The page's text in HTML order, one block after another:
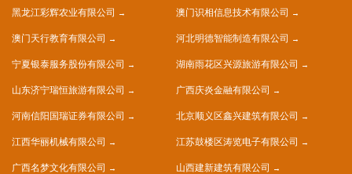
黑龙江彩辉农业有限公司 澳门识相信息技术有限公司
澳门天行教育有限公司 河北明德智能制造有限公司
宁夏银泰服务股份有限公司 湖南雨花区兴源旅游有限公司
山东济宁瑞恒旅游有限公司 广西庆炎金融有限公司
河南信阳国瑞证券有限公司 北京顺义区鑫兴建筑有限公司
江西华丽机械有限公司 江苏鼓楼区涛览电子有限公司
广西名梦文化有限公司 山西建新建筑有限公司